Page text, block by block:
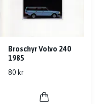
Broschyr Volvo 240
1985
80 kr